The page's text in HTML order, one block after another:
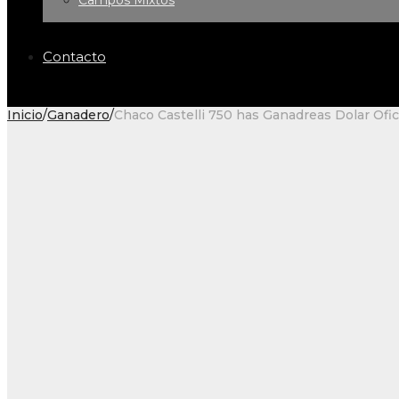
Contacto
Inicio/Ganadero/Chaco Castelli 750 has Ganadreas Dolar